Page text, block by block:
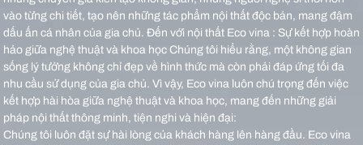
vào từng chi tiết, tạo nên những tác phẩm nội thất độc bản, mang đậm
dấu ấn cá nhân của gia chủ. Đến với nội thất Eco vina : Sự kết hợp hoàn
hảo giữa nghệ thuật và khoa học Chúng tôi hiểu rằng, một không gian
sống lý tưởng không chỉ đẹp về hình thức mà còn phải đáp ứng tối đa
nhu cầu sử dụng của gia chủ. Vì vậy, Eco vina luôn chú trọng đến việc
kết hợp hài hòa giữa nghệ thuật và khoa học, mang đến những giải
pháp nội thất thông minh, tiện nghi và hiện đại:
Chúng tôi luôn đặt sự hài lòng của khách hàng lên hàng đầu. Eco vina